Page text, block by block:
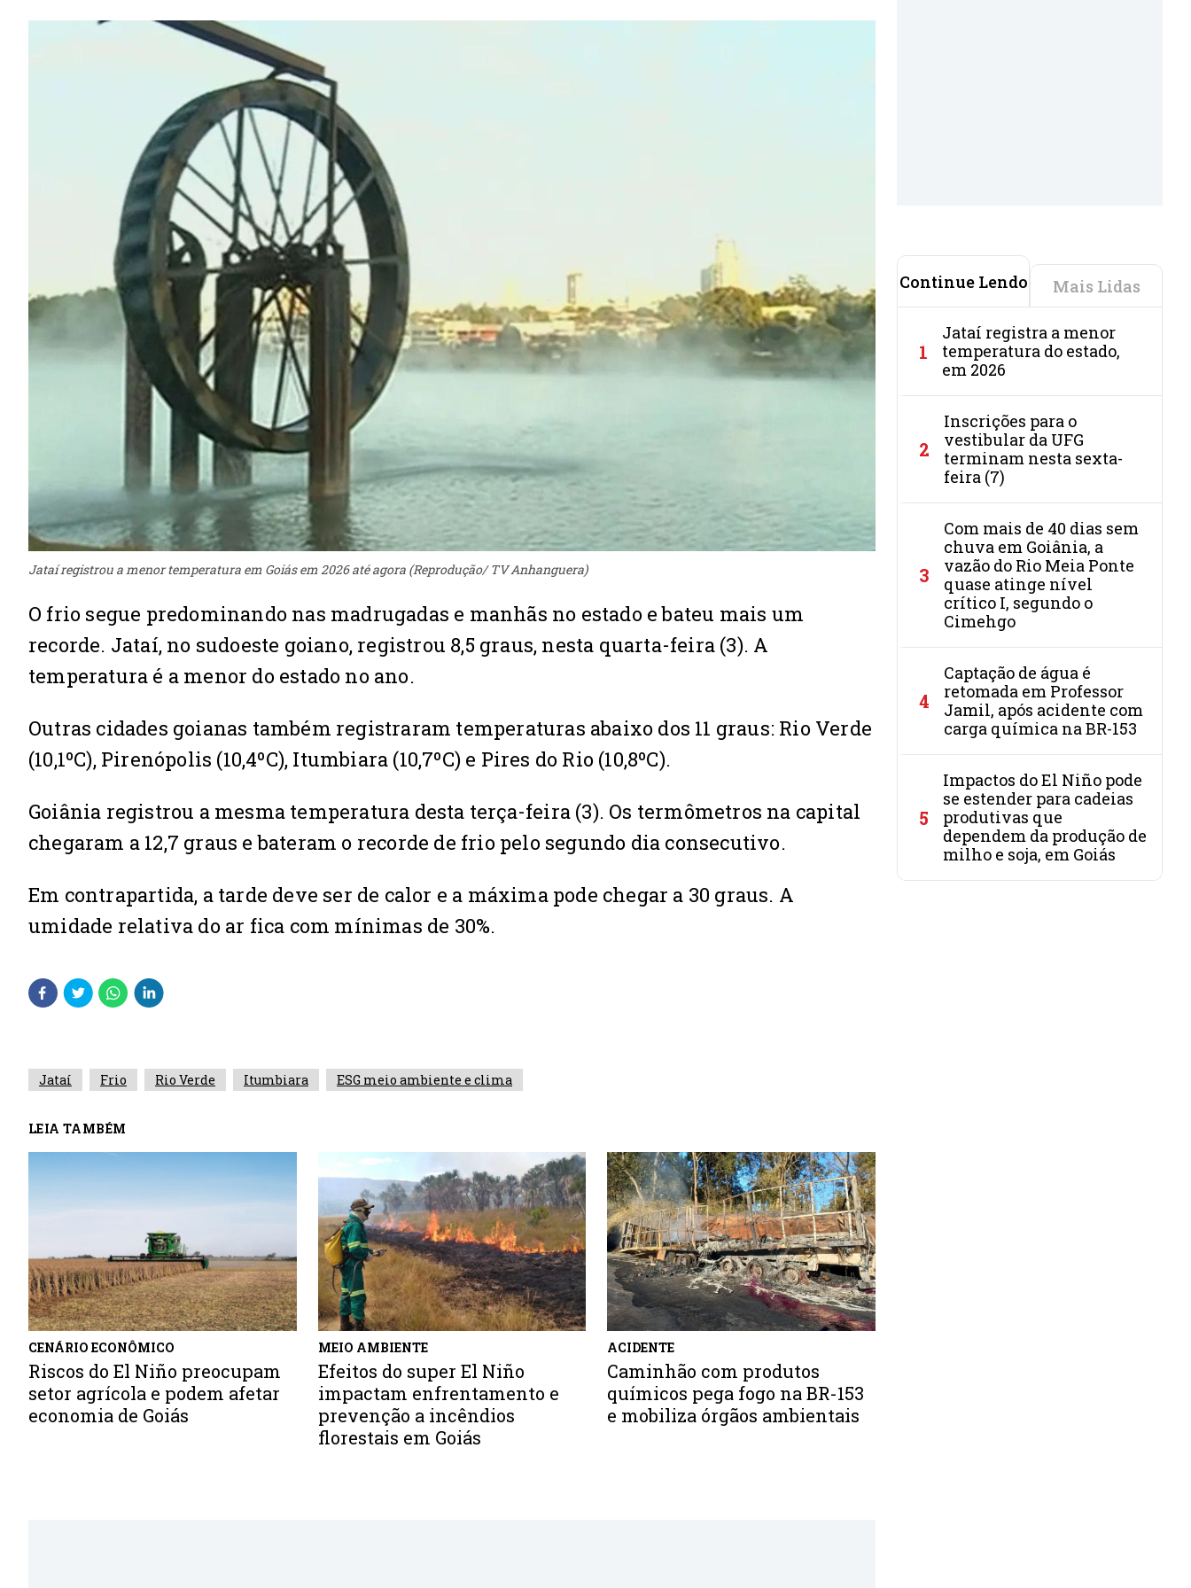
Jataí registrou a menor temperatura em Goiás em 2026 até agora (Reprodução/ TV Anhanguera)
O frio segue predominando nas madrugadas e manhãs no estado e bateu mais um
recorde. Jataí, no sudoeste goiano, registrou 8,5 graus, nesta quarta-feira (3). A
temperatura é a menor do estado no ano.
Outras cidades goianas também registraram temperaturas abaixo dos 11 graus: Rio Verde
(10,1ºC), Pirenópolis (10,4ºC), Itumbiara (10,7ºC) e Pires do Rio (10,8ºC).
Goiânia registrou a mesma temperatura desta terça-feira (3). Os termômetros na capital
chegaram a 12,7 graus e bateram o recorde de frio pelo segundo dia consecutivo.
Em contrapartida, a tarde deve ser de calor e a máxima pode chegar a 30 graus. A
umidade relativa do ar fica com mínimas de 30%.
Jataí Frio Rio Verde Itumbiara ESG meio ambiente e clima
LEIA TAMBÉM
CENÁRIO ECONÔMICO
Riscos do El Niño preocupam
setor agrícola e podem afetar
economia de Goiás
MEIO AMBIENTE
Efeitos do super El Niño
impactam enfrentamento e
prevenção a incêndios
florestais em Goiás
ACIDENTE
Caminhão com produtos
químicos pega fogo na BR-153
e mobiliza órgãos ambientais
Continue Lendo Mais Lidas
1
Jataí registra a menor
temperatura do estado,
em 2026
2
Inscrições para o
vestibular da UFG
terminam nesta sexta-
feira (7)
3
Com mais de 40 dias sem
chuva em Goiânia, a
vazão do Rio Meia Ponte
quase atinge nível
crítico I, segundo o
Cimehgo
4
Captação de água é
retomada em Professor
Jamil, após acidente com
carga química na BR-153
5
Impactos do El Niño pode
se estender para cadeias
produtivas que
dependem da produção de
milho e soja, em Goiás